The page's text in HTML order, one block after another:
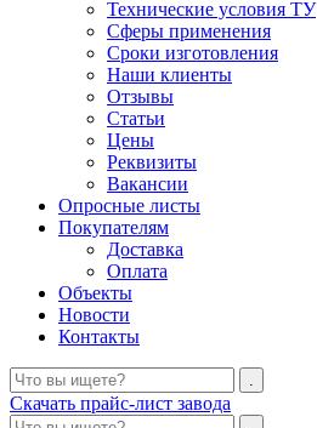
Технические условия ТУ
Сферы применения
Сроки изготовления
Наши клиенты
Отзывы
Статьи
Цены
Реквизиты
Вакансии
Опросные листы
Покупателям
Доставка
Оплата
Объекты
Новости
Контакты
Скачать прайс-лист завода